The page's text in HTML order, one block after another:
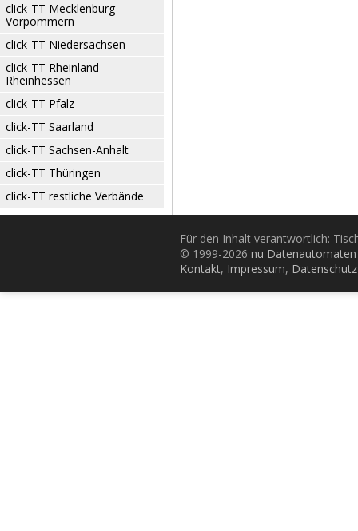
click-TT Mecklenburg-
Vorpommern
click-TT Niedersachsen
click-TT Rheinland-
Rheinhessen
click-TT Pfalz
click-TT Saarland
click-TT Sachsen-Anhalt
click-TT Thüringen
click-TT restliche Verbände
Für den Inhalt verantwortlich:
© 1999-2026 nu
Kontakt, Impressum, Datenschutz